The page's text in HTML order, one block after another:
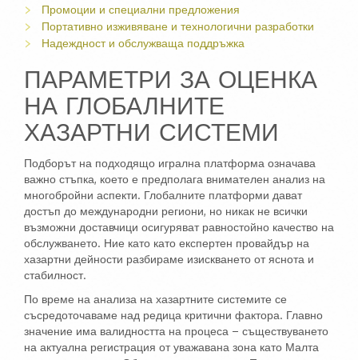
Промоции и специални предложения
Портативно изживяване и технологични разработки
Надеждност и обслужваща поддръжка
ПАРАМЕТРИ ЗА ОЦЕНКА
НА ГЛОБАЛНИТЕ
ХАЗАРТНИ СИСТЕМИ
Подборът на подходящо игрална платформа означава
важно стъпка, което е предполага внимателен анализ на
многобройни аспекти. Глобалните платформи дават
достъп до международни региони, но никак не всички
възможни доставчици осигуряват равностойно качество на
обслужването. Ние като като експертен провайдър на
хазартни дейности разбираме изискването от яснота и
стабилност.
По време на анализа на хазартните системите се
съсредоточаваме над редица критични фактора. Главно
значение има валидността на процеса – съществуването
на актуална регистрация от уважавана зона като Малта